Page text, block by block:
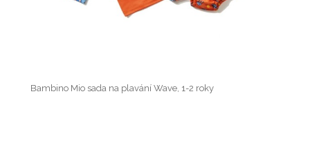
Bambino Mio sada na plavání Wave, 1-2 roky